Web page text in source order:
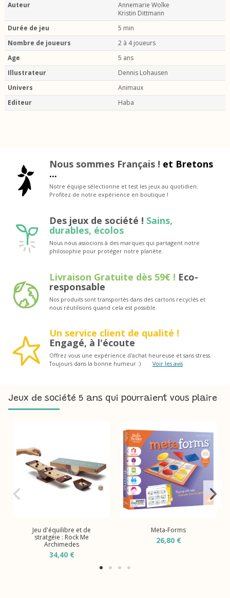
Auteur
Annemarie Wolke
Kristin Dittmann
Durée de jeu
5 min
Nombre de joueurs
2 à 4 joueurs
Age
5 ans
Illustrateur
Dennis Lohausen
Univers
Animaux
Editeur
Haba
Nous sommes Français ! et Bretons
...
Notre équipe sélectionne et test les jeux au quotidien.
Profitez de notre expérience en boutique !
Des jeux de société ! Sains,
durables, écolos
Nous nous associons à des marques qui partagent notre
philosophie pour protéger notre planète.
Livraison Gratuite dès 59€ ! Eco-
responsable
Nos produits sont transportés dans des cartons recyclés et
nous réutilisons quand cela est possible.
Un service client de qualité !
Engagé, à l'écoute
Offrez vous une expérience d'achat heureuse et sans stress.
Toujours dans la bonne humeur :)
Voir les avis
Jeux de société 5 ans qui pourraient vous plaire
Jeu d'équilibre et de
stratgéie : Rock Me
Archimedes
34,40 €
Meta-Forms
26,80 €